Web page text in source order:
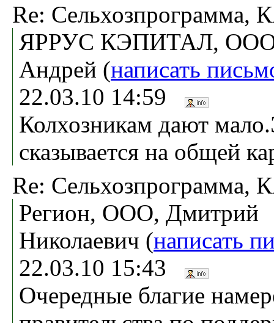
Re:
ЯРРУС КЭПИТАЛ,
Андрей (написать
22.03.10 14:59
Колхозникам дают
сказывается на общей
Re:
Регион, ООО, Дмитрий
Николаевич (написать
22.03.10 15:43
Очередные благие